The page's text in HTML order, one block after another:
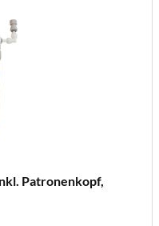
Patronenkopf,